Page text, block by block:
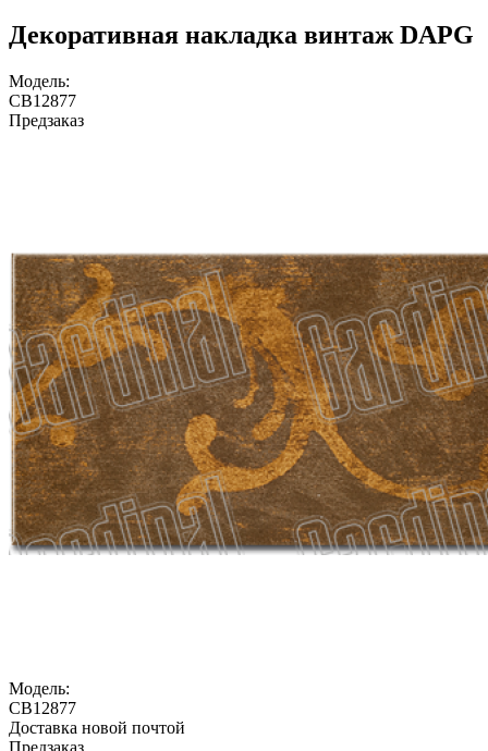
Декоративная накладка винтаж DAPG
Модель:
CB12877
Предзаказ
Модель:
CB12877
Доставка новой почтой